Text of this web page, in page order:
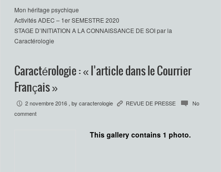
Mon héritage psychique
Activités ADEC – 1er SEMESTRE 2020
STAGE D’INITIATION A LA CONNAISSANCE DE SOI par la
Caractérologie
Caractérologie : « l’article dans le Courrier
Français »
P 2 novembre 2016 , by caracterologie K REVUE DE PRESSE c No
comment
This gallery contains 1 photo.